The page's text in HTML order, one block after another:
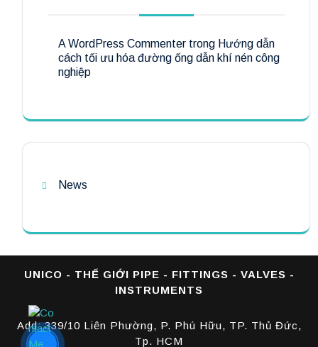
A WordPress Commenter trong Hướng dẫn
cách tối ưu hóa đường ống dẫn khí nén công
nghiệp
News
UNICO - THẾ GIỚI PIPE - FITTINGS - VALVES -
INSTRUMENTS
Add: 339/10 Liên Phường, P. Phú Hữu, TP. Thủ Đức,
Tp. HCM